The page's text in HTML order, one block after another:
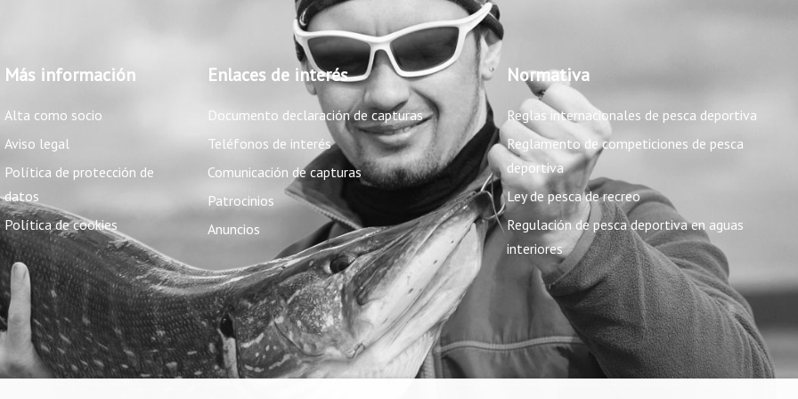
Más información
Alta como socio
Aviso legal
Política de protección de
datos
Política de cookies
Enlaces de interés
Documento declaración de capturas
Teléfonos de interés
Comunicación de capturas
Patrocinios
Anuncios
Normativa
Reglas internacionales de pesca deportiva
Reglamento de competiciones de pesca
deportiva
Ley de pesca de recreo
Regulación de pesca deportiva en aguas
interiores